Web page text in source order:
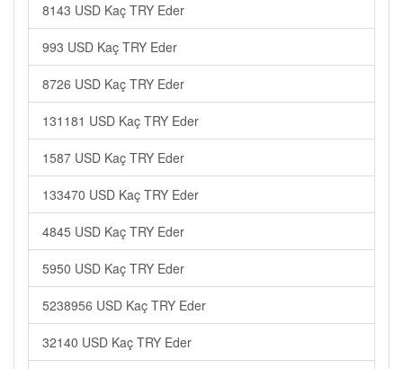
8143 USD Kaç TRY Eder
993 USD Kaç TRY Eder
8726 USD Kaç TRY Eder
131181 USD Kaç TRY Eder
1587 USD Kaç TRY Eder
133470 USD Kaç TRY Eder
4845 USD Kaç TRY Eder
5950 USD Kaç TRY Eder
5238956 USD Kaç TRY Eder
32140 USD Kaç TRY Eder